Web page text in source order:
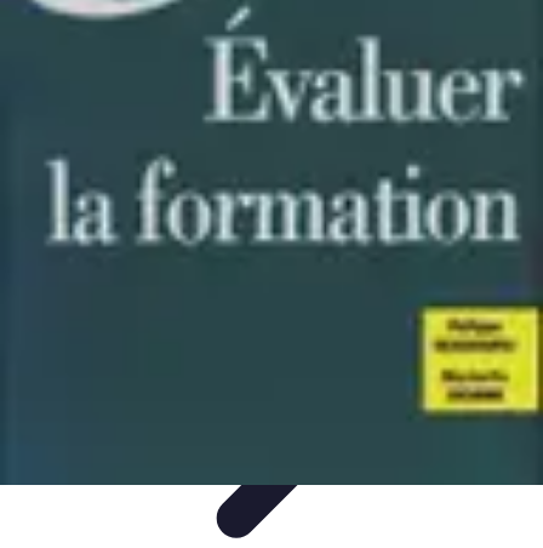
Horlogerie de Luxe
Guides d'Achat
Techniques et
Cadeaux et Occasions Mode et Accessoires